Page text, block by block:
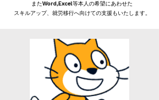
またWord,Excel等本人の希望にあわせた
スキルアップ、就労移行へ向けての支援もいたします。